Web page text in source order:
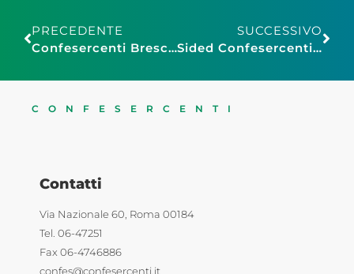
PRECEDENTE
Confesercenti Brescia, saldi estivi: il tradizionale appuntamento con i ribassi di fine stagione si preannuncia particolarmente appetibile per consumatori e aziende
SUCCESSIVO
Sided Confesercenti Genova, discoteche: rinnovato in Prefettura il Patto per la sicurezza
CONFESERCENTI
Contatti
Via Nazionale 60, Roma 00184
Tel. 06-47251
Fax 06-4746886
confes@confesercenti.it